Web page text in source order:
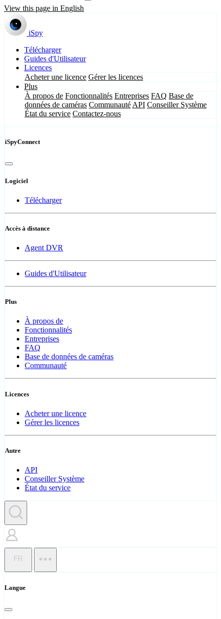
View this page in English
iSpy
Télécharger
Guides d'Utilisateur
Licences
Acheter une licence Gérer les licences
Plus
À propos de Fonctionnalités Entreprises FAQ Base de
données de caméras Communauté API Conseiller Système
État du service Contactez-nous
iSpyConnect
Logiciel
Télécharger
Accès à distance
Agent DVR
Guides d'Utilisateur
Plus
À propos de
Fonctionnalités
Entreprises
FAQ
Base de données de caméras
Communauté
Licences
Acheter une licence
Gérer les licences
Autre
API
Conseiller Système
État du service
FR
Langue